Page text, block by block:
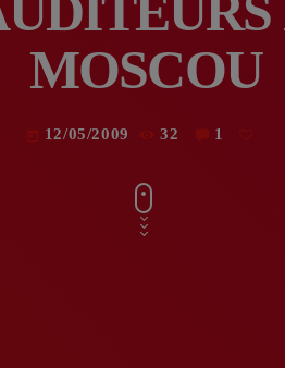
MOSCOU
12/05/2009 32 1